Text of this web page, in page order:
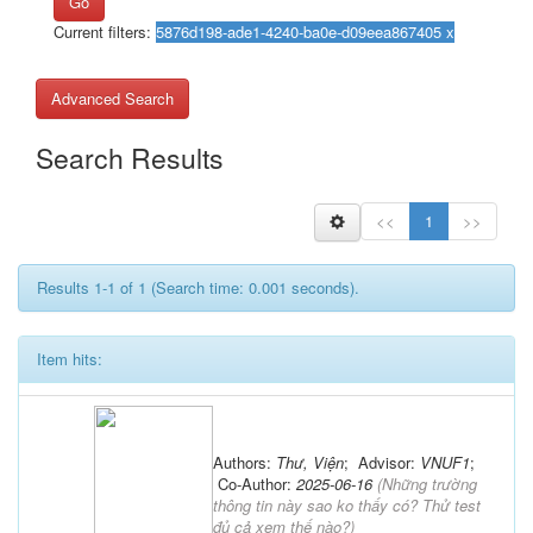
Current filters:
Advanced Search
Search Results
<< 1 >>
Results 1-1 of 1 (Search time: 0.001 seconds).
Item hits:
Authors: Thư, Viện; Advisor: VNUF1;
Co-Author: 2025-06-16(Những trường
thông tin này sao ko thấy có? Thử test
đủ cả xem thế nào?)